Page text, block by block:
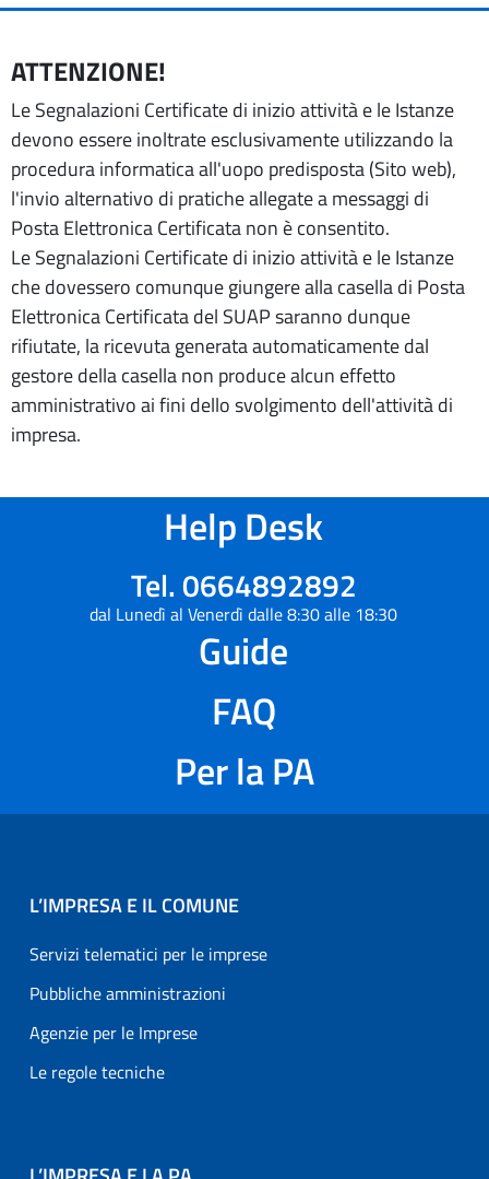
ATTENZIONE!
Le Segnalazioni Certificate di inizio attività e le Istanze
devono essere inoltrate esclusivamente utilizzando la
procedura informatica all'uopo predisposta (Sito web),
l'invio alternativo di pratiche allegate a messaggi di
Posta Elettronica Certificata non è consentito.
Le Segnalazioni Certificate di inizio attività e le Istanze
che dovessero comunque giungere alla casella di Posta
Elettronica Certificata del SUAP saranno dunque
rifiutate, la ricevuta generata automaticamente dal
gestore della casella non produce alcun effetto
amministrativo ai fini dello svolgimento dell'attività di
impresa.
Help Desk
Tel. 0664892892
dal Lunedì al Venerdì dalle 8:30 alle 18:30
Guide
FAQ
Per la PA
L’IMPRESA E IL COMUNE
Servizi telematici per le imprese
Pubbliche amministrazioni
Agenzie per le Imprese
Le regole tecniche